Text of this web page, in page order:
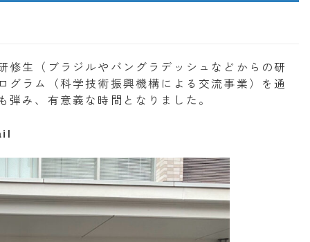
生（ブラジルやバングラデッシュなどからの研
ラム（科学技術振興機構による交流事業）を通
み、有意義な時間となりました。